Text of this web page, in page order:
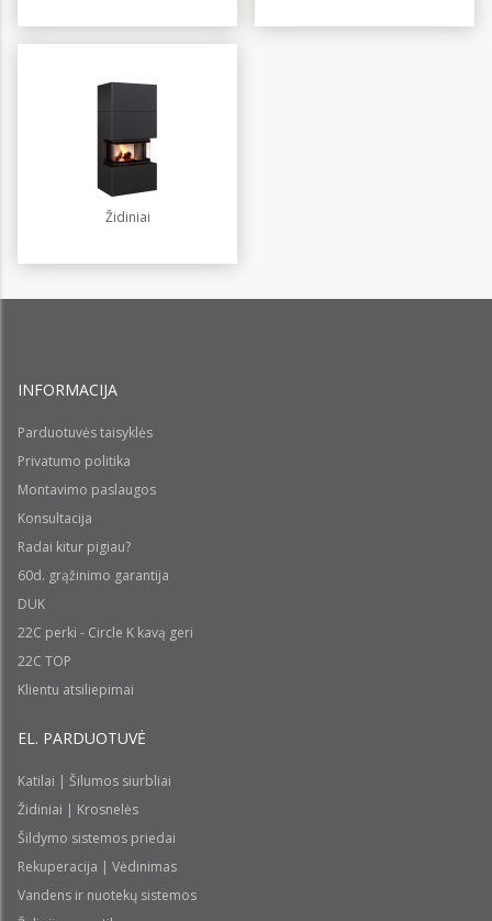
Židiniai
INFORMACIJA
Parduotuvės taisyklės
Privatumo politika
Montavimo paslaugos
Konsultacija
Radai kitur pigiau?
60d. grąžinimo garantija
DUK
22C perki - Circle K kavą geri
22C TOP
Klientu atsiliepimai
EL. PARDUOTUVĖ
Katilai | Šilumos siurbliai
Židiniai | Krosnelės
Šildymo sistemos priedai
Rekuperacija | Vėdinimas
Vandens ir nuotekų sistemos